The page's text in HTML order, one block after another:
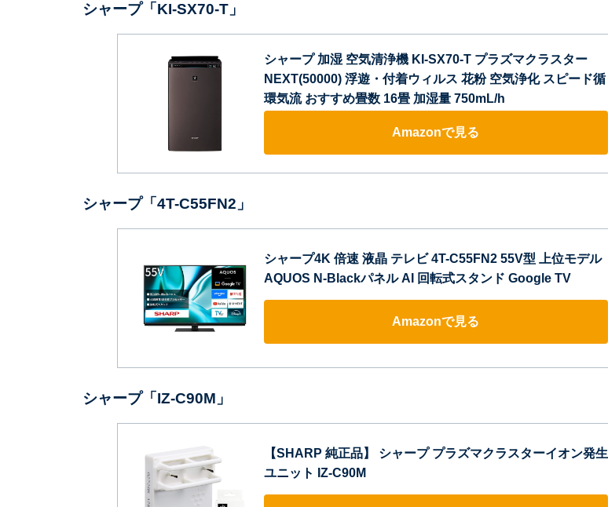
シャープ「KI-SX70-T」
シャープ 加湿 空気清浄機 KI-SX70-T プラズマクラスター
NEXT(50000) 浮遊・付着ウィルス 花粉 空気浄化 スピード循
環気流 おすすめ畳数 16畳 加湿量 750mL/h
Amazonで見る
シャープ「4T-C55FN2」
シャープ4K 倍速 液晶 テレビ 4T-C55FN2 55V型 上位モデル
AQUOS N-Blackパネル AI 回転式スタンド Google TV
Amazonで見る
シャープ「IZ-C90M」
【SHARP 純正品】 シャープ プラズマクラスターイオン発生
ユニット IZ-C90M